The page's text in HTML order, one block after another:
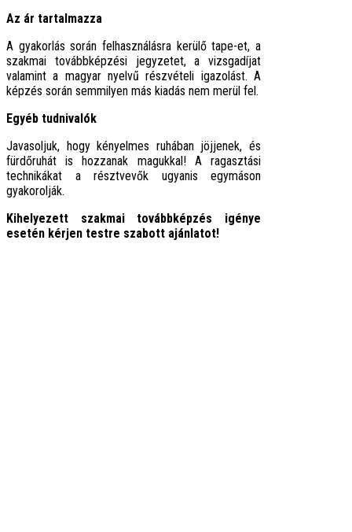
Az ár tartalmazza
A gyakorlás során felhasználásra kerülő tape-et, a
szakmai továbbképzési jegyzetet, a vizsgadíjat
valamint a magyar nyelvű részvételi igazolást. A
képzés során semmilyen más kiadás nem merül fel.
Egyéb tudnivalók
Javasoljuk, hogy kényelmes ruhában jöjjenek, és
fürdőruhát is hozzanak magukkal! A ragasztási
technikákat a résztvevők ugyanis egymáson
gyakorolják.
Kihelyezett szakmai továbbképzés igénye
esetén kérjen testre szabott ajánlatot!